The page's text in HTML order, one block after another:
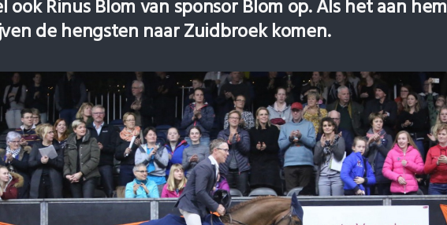
ook Rinus Blom van sponsor Blom op. Als het aan hem
de hengsten naar Zuidbroek komen.